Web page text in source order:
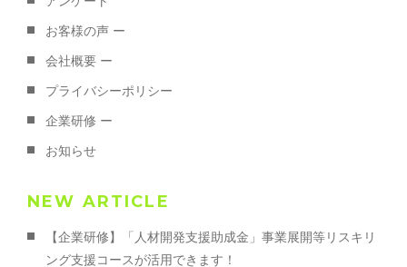
お客様の声 ー
会社概要 ー
プライバシーポリシー
企業研修 ー
お知らせ
NEW ARTICLE
【企業研修】「人材開発支援助成金」事業展開等リスキリ
ング支援コースが活用できます！